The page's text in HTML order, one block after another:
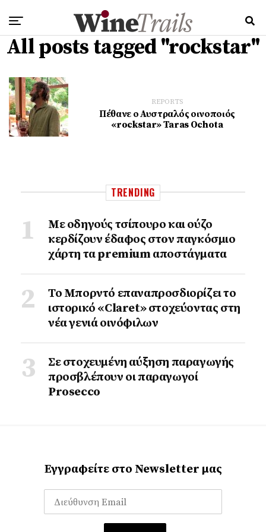
All posts tagged "rockstar"
REPORTS
Πέθανε ο Αυστραλός οινοποιός
«rockstar» Taras Ochota
TRENDING
Με οδηγούς τσίπουρο και ούζο
κερδίζουν έδαφος στoν παγκόσμιο
χάρτη τα premium αποστάγματα
Το Μπορντό επαναπροσδιορίζει το
ιστορικό «Claret» στοχεύοντας στη
νέα γενιά οινόφιλων
Σε στοχευμένη αύξηση παραγωγής
προσβλέπουν οι παραγωγοί
Prosecco
Εγγραφείτε στο Newsletter μας